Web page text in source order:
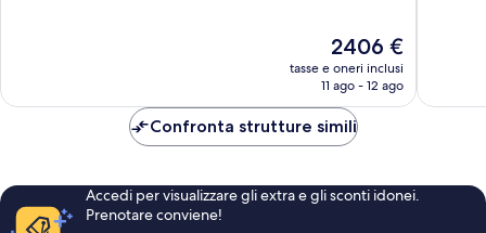
Il
prezzo
attuale
2406 €
2406 €
tasse e oneri inclusi
11 ago - 12 ago
Confronta strutture simili
Accedi per visualizzare gli extra e gli sconti idonei.
Prenotare conviene!